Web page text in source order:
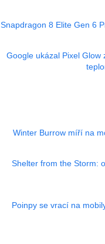
Snapdragon 8 Elite Gen 6
Google ukázal Pixel
Winter Burrow míří na
Shelter from the Storm:
Poinpy se vrací na